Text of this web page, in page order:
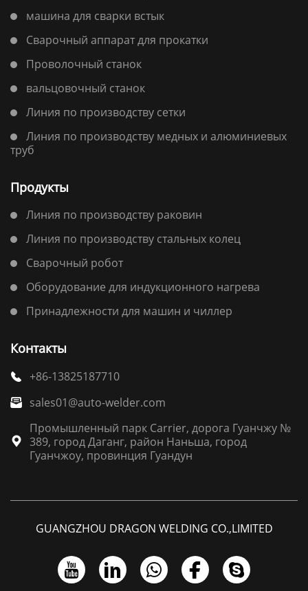
машина для сварки встык
Сварочный аппарат для прокатки
Проволочный станок
вальцовочный станок
Линия по производству сетки
Линия по производству медных и алюминиевых
труб
Продукты
Линия по производству раковин
Линия по производству стальных колец
Сварочный робот
Оборудование для индукционного нагрева
Принадлежности для машин и чиллер
Контакты
 +86-13825187710
 sales01@auto-welder.com

Промышленный парк Carrier, дорога Гуанчжу №
389, город Даганг, район Наньша, город
Гуанчжоу, провинция Гуандун
GUANGZHOU DRAGON WELDING CO.,LIMITED
    